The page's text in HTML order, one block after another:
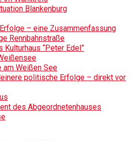
Blankenburg
– eine Zusammenfassung
Rennbahnstraße
Kulturhaus “Peter Edel”
Weißen See
politische Erfolge – direkt vor
des Abgeordnetenhauses